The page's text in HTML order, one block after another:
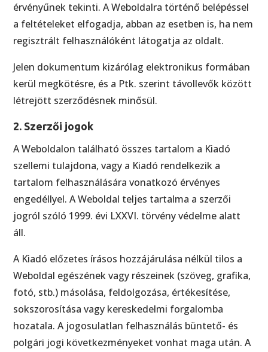
érvényűnek tekinti. A Weboldalra történő belépéssel
a feltételeket elfogadja, abban az esetben is, ha nem
regisztrált felhasználóként látogatja az oldalt.
Jelen dokumentum kizárólag elektronikus formában
kerül megkötésre, és a Ptk. szerint távollevők között
létrejött szerződésnek minősül.
2. Szerzői jogok
A Weboldalon található összes tartalom a Kiadó
szellemi tulajdona, vagy a Kiadó rendelkezik a
tartalom felhasználására vonatkozó érvényes
engedéllyel. A Weboldal teljes tartalma a szerzői
jogról szóló 1999. évi LXXVI. törvény védelme alatt
áll.
A Kiadó előzetes írásos hozzájárulása nélkül tilos a
Weboldal egészének vagy részeinek (szöveg, grafika,
fotó, stb.) másolása, feldolgozása, értékesítése,
sokszorosítása vagy kereskedelmi forgalomba
hozatala. A jogosulatlan felhasználás büntető- és
polgári jogi következményeket vonhat maga után. A